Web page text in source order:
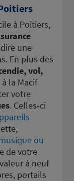
à Poitiers,
une
En plus des
vol,
à la Macif
votre
. Celles-ci
ou
de votre
à neuf
portails